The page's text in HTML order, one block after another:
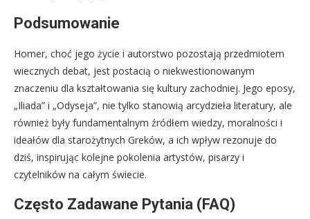
Podsumowanie
Homer, choć jego życie i autorstwo pozostają przedmiotem
wiecznych debat, jest postacią o niekwestionowanym
znaczeniu dla kształtowania się kultury zachodniej. Jego eposy,
„Iliada” i „Odyseja”, nie tylko stanowią arcydzieła literatury, ale
również były fundamentalnym źródłem wiedzy, moralności i
ideałów dla starożytnych Greków, a ich wpływ rezonuje do
dziś, inspirując kolejne pokolenia artystów, pisarzy i
czytelników na całym świecie.
Często Zadawane Pytania (FAQ)